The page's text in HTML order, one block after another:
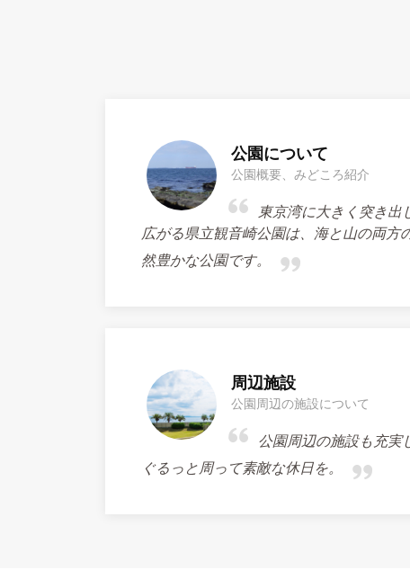
公園について
公園概要、みどころ紹介
東京湾に大きく突き出
広がる県立観音崎公園は、海と山の両方
然豊かな公園です。
周辺施設
公園周辺の施設について
公園周辺の施設も充実
ぐるっと周って素敵な休日を。